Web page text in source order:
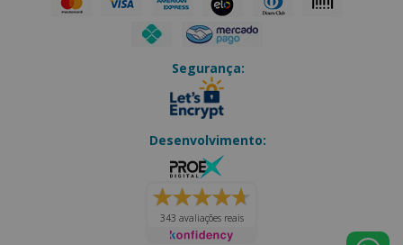
Segurança:
Desenvolvimento:
343 avaliações reais